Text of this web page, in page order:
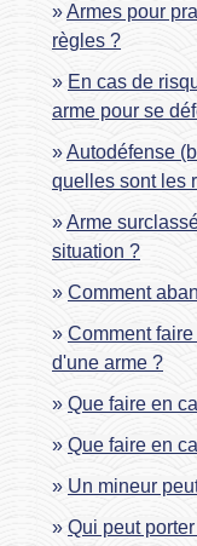
Armes pour
règles ?
En cas de
arme pour se
Autodéfense
quelles sont les
Arme
situation ?
Comment
Comment
d'une arme ?
Que faire en
Que faire en
Un mineur
Qui peut